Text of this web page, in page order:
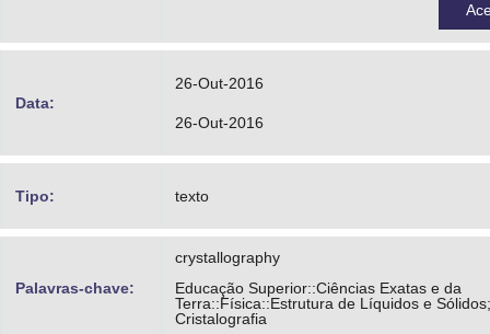
Data:
26-Out-2016
26-Out-2016
Tipo: texto
Palavras-chave:
crystallography
Educação Superior::Ciências Exatas e da
Terra::Física::Estrutura de Líquidos e Sólidos;
Cristalografia